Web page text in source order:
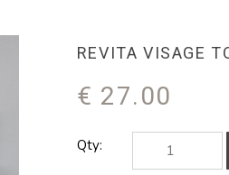
REVITA VISAGE
€ 27.00
Qty: